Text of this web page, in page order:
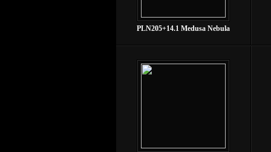
PLN205+14.1 Medusa Nebula